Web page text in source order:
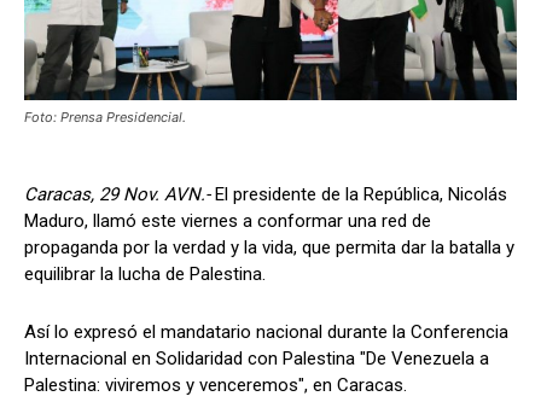
Foto: Prensa Presidencial.
Caracas, 29 Nov. AVN.-El presidente de la República, Nicolás
Maduro, llamó este viernes a conformar una red de
propaganda por la verdad y la vida, que permita dar la batalla y
equilibrar la lucha de Palestina.
Así lo expresó el mandatario nacional durante la Conferencia
Internacional en Solidaridad con Palestina "De Venezuela a
Palestina: viviremos y venceremos", en Caracas.